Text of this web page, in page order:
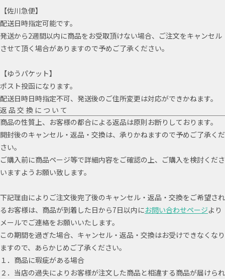
【佐川急便】
配送日時指定可能です。
発送から2週間以内に商品をお受取頂けない場合、ご注文をキャンセル
させて頂く場合がありますので予めご了承ください。
【ゆうパケット】
ポスト投函になります。
配送日時日時指定不可、発送後のご住所変更は対応ができかねます。
返品交換について
商品の性質上、お客様の都合による返品は原則お断りしております。
開封後のキャンセル・返品・交換は、承りかねますので予めご了承くだ
さい。
ご購入前に商品ページ等で詳細内容をご確認の上、ご購入を検討くださ
いますようお願い致します。
下記理由によりご注文後完了後のキャンセル・返品・交換をご希望され
るお客様は、商品が到着した日から7日以内にお問い合わせページより
メールでご連絡をお願いいたします。
この期間を過ぎた場合、キャンセル・返品・交換はお受けできなくなり
ますので、あらかじめご了承ください。
１．商品に瑕疵がある場合
２．当店の過失によりお客様が注文した商品と相違する商品が届けられ